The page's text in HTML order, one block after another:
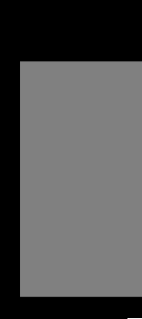
關於M+藏